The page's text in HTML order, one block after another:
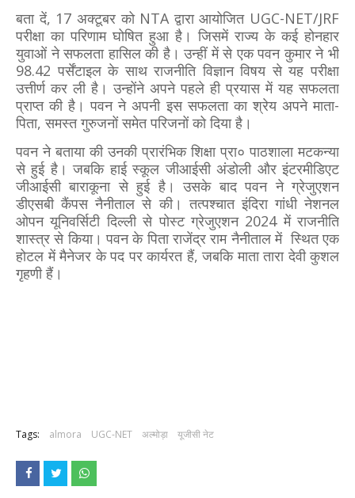
बता दें, 17 अक्टूबर को NTA द्वारा आयोजित UGC-NET/JRF
परीक्षा का परिणाम घोषित हुआ है। जिसमें राज्य के क‌ई होनहार
युवाओं ने सफलता हासिल की है। उन्हीं में से एक पवन कुमार ने भी
98.42 पर्सेंटाइल के साथ राजनीति विज्ञान विषय से यह परीक्षा
उत्तीर्ण कर ली है। उन्होंने अपने पहले ही प्रयास में यह सफलता
प्राप्त की है। पवन ने अपनी इस सफलता का श्रेय अपने माता-
पिता, समस्त गुरुजनों समेत परिजनों को दिया है।
पवन ने बताया की उनकी प्रारंभिक शिक्षा प्रा० पाठशाला मटकन्या
से हुई है। जबकि हाई स्कूल जीआईसी अंडोली और इंटरमीडिएट
जीआईसी बाराकूना से हुई है। उसके बाद पवन ने ग्रेजुएशन
डीएसबी कैंपस नैनीताल से की। तत्पश्चात इंदिरा गांधी नेशनल
ओपन यूनिवर्सिटी दिल्ली से पोस्ट ग्रेजुएशन 2024 में राजनीति
शास्त्र से किया। पवन के पिता राजेंद्र राम नैनीताल में स्थित एक
होटल में मैनेजर के पद पर कार्यरत हैं, जबकि माता तारा देवी कुशल
गृहणी हैं।
Tags: almora UGC-NET अल्मोड़ा यूजीसी नेट